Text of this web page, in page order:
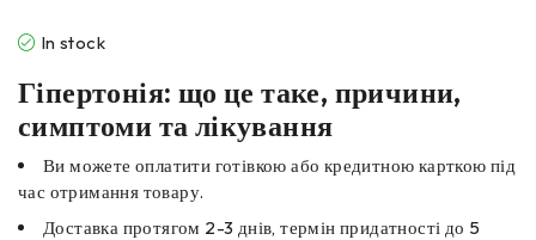
In stock
Гіпертонія: що це таке, причини,
симптоми та лікування
Ви можете оплатити готівкою або кредитною карткою під
час отримання товару.
Доставка протягом 2-3 днів, термін придатності до 5